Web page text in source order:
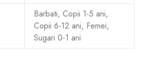
Barbati, Copii 1-5 ani,
Copii 6-12 ani, Femei,
Sugari 0-1 ani